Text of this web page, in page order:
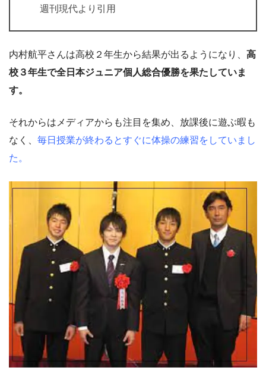
週刊現代より引用
内村航平さんは高校２年生から結果が出るようになり、 高
校３年生で全日本ジュニア個人総合優勝を果たしていま
す。
それからはメディアからも注目を集め、放課後に遊ぶ暇も
なく、 毎日授業が終わるとすぐに体操の練習をしていまし
た。